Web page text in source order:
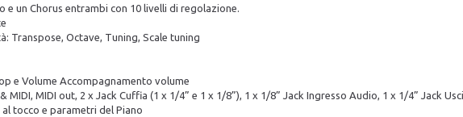
un Chorus entrambi con 10 livelli di regolazione.
Transpose, Octave, Tuning, Scale tuning
e Volume Accompagnamento volume
MIDI, MIDI out, 2 x Jack Cuffia (1 x 1/4” e 1 x 1/8”), 1 x 1/8” Jack Ingresso Audio, 1 x 1/4” Jack
tocco e parametri del Piano